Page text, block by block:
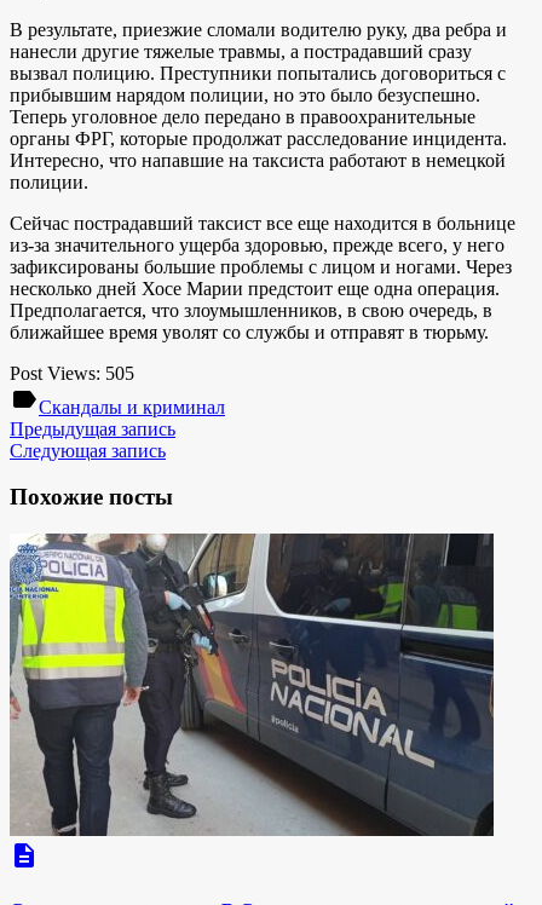
В результате, приезжие сломали водителю руку, два ребра и
нанесли другие тяжелые травмы, а пострадавший сразу
вызвал полицию. Преступники попытались договориться с
прибывшим нарядом полиции, но это было безуспешно.
Теперь уголовное дело передано в правоохранительные
органы ФРГ, которые продолжат расследование инцидента.
Интересно, что напавшие на таксиста работают в немецкой
полиции.
Сейчас пострадавший таксист все еще находится в больнице
из-за значительного ущерба здоровью, прежде всего, у него
зафиксированы большие проблемы с лицом и ногами. Через
несколько дней Хосе Марии предстоит еще одна операция.
Предполагается, что злоумышленников, в свою очередь, в
ближайшее время уволят со службы и отправят в тюрьму.
Post Views: 505
labelСкандалы и криминал
Предыдущая запись
Следующая запись
Похожие посты
description